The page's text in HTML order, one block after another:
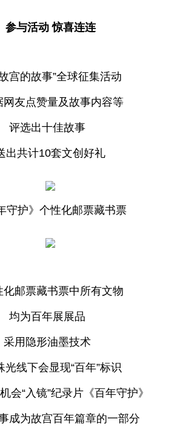
参与活动 惊喜连连
宫的故事”全球征集活动
网友点赞量及故事内容等
评选出十佳故事
出共计10套文创好礼
守护》个性化邮票藏书票
化邮票藏书票中所有文物
均为百年展展品
采用隐形油墨技术
光线下会显现“百年”标识
会“入镜”纪录片《百年守护》
成为故宫百年篇章的一部分